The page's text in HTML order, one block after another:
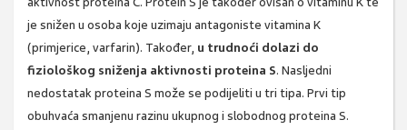
je snižen u osoba koje uzimaju antagoniste vitamina K
(primjerice, varfarin). Također, u trudnoći dolazi do
fiziološkog sniženja aktivnosti proteina S. Nasljedni
nedostatak proteina S može se podijeliti u tri tipa. Prvi tip
obuhvaća smanjenu razinu ukupnog i slobodnog proteina S.